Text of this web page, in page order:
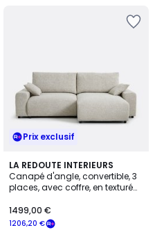
Prix exclusif
LA REDOUTE INTERIEURS
Canapé d'angle, convertible, 3
places, avec coffre, en texturé
1206,20 €
1499,00 €
4
/
5